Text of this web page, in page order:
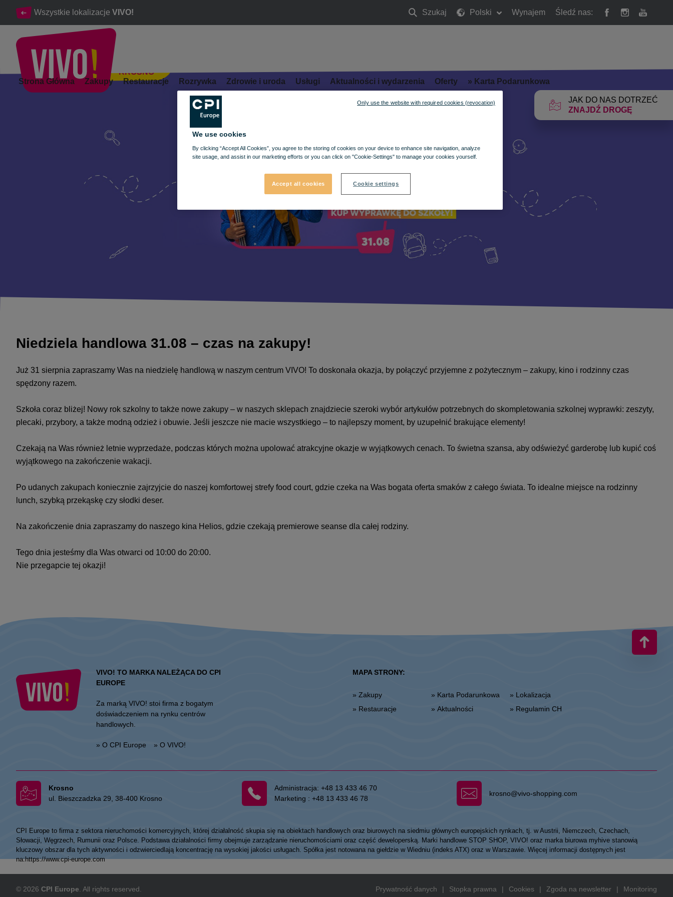
Wszystkie lokalizacje VIVO! Szukaj
Szukaj
Polski Wynajem Śledź nas:
JAK DO NAS DOTRZEĆ
ZNAJDŹ DROGĘ
KROSNO
Strona Główna Zakupy Restauracje Rozrywka Zdrowie i uroda Usługi Aktualności i wydarzenia Oferty » Karta Podarunkowa
Niedziela handlowa 31.08 – czas na zakupy!
Niedziela handlowa 31.08 – czas na zakupy!
Już 31 sierpnia zapraszamy Was na niedzielę handlową w naszym centrum VIVO! To doskonała okazja, by połączyć przyjemne z pożytecznym – zakupy, kino i rodzinny czas
spędzony razem.
Szkoła coraz bliżej! Nowy rok szkolny to także nowe zakupy – w naszych sklepach znajdziecie szeroki wybór artykułów potrzebnych do skompletowania szkolnej wyprawki: zeszyty,
plecaki, przybory, a także modną odzież i obuwie. Jeśli jeszcze nie macie wszystkiego – to najlepszy moment, by uzupełnić brakujące elementy!
Czekają na Was również letnie wyprzedaże, podczas których można upolować atrakcyjne okazje w wyjątkowych cenach. To świetna szansa, aby odświeżyć garderobę lub kupić coś
wyjątkowego na zakończenie wakacji.
Po udanych zakupach koniecznie zajrzyjcie do naszej komfortowej strefy food court, gdzie czeka na Was bogata oferta smaków z całego świata. To idealne miejsce na rodzinny
lunch, szybką przekąskę czy słodki deser.
Na zakończenie dnia zapraszamy do naszego kina Helios, gdzie czekają premierowe seanse dla całej rodziny.
Tego dnia jesteśmy dla Was otwarci od 10:00 do 20:00.
Nie przegapcie tej okazji!
VIVO! TO MARKA NALEŻĄCA DO CPI
EUROPE
Za marką VIVO! stoi firma z bogatym
doświadczeniem na rynku centrów
handlowych.
» O CPI Europe » O VIVO!
MAPA STRONY:
» Zakupy
» Restauracje
» Karta Podarunkowa
» Aktualności
» Lokalizacja
» Regulamin CH
Krosno
ul. Bieszczadzka 29, 38-400 Krosno
Administracja: +48 13 433 46 70
Marketing : +48 13 433 46 78
krosno@vivo-shopping.com
CPI Europe to firma z sektora nieruchomości komercyjnych, której działalność skupia się na obiektach handlowych oraz biurowych na siedmiu głównych europejskich rynkach, tj. w Austrii, Niemczech, Czechach,
Słowacji, Węgrzech, Rumunii oraz Polsce. Podstawa działalności firmy obejmuje zarządzanie nieruchomościami oraz część deweloperską. Marki handlowe STOP SHOP, VIVO! oraz marka biurowa myhive stanowią
kluczowy obszar dla tych aktywności i odzwierciedlają koncentrację na wysokiej jakości usługach. Spółka jest notowana na giełdzie w Wiedniu (indeks ATX) oraz w Warszawie. Więcej informacji dostępnych jest
na:https://www.cpi-europe.com
© 2026 CPI Europe . All rights reserved. Prywatność danych | Stopka prawna | Cookies | Zgoda na newsletter | Monitoring
We use cookies
By clicking “Accept All Cookies”, you agree to the storing of cookies on your device to enhance site navigation, analyze
site usage, and assist in our marketing efforts or you can click on "Cookie-Settings" to manage your cookies yourself.
Accept all cookies Cookie settings
Only use the website with required cookies (revocation)